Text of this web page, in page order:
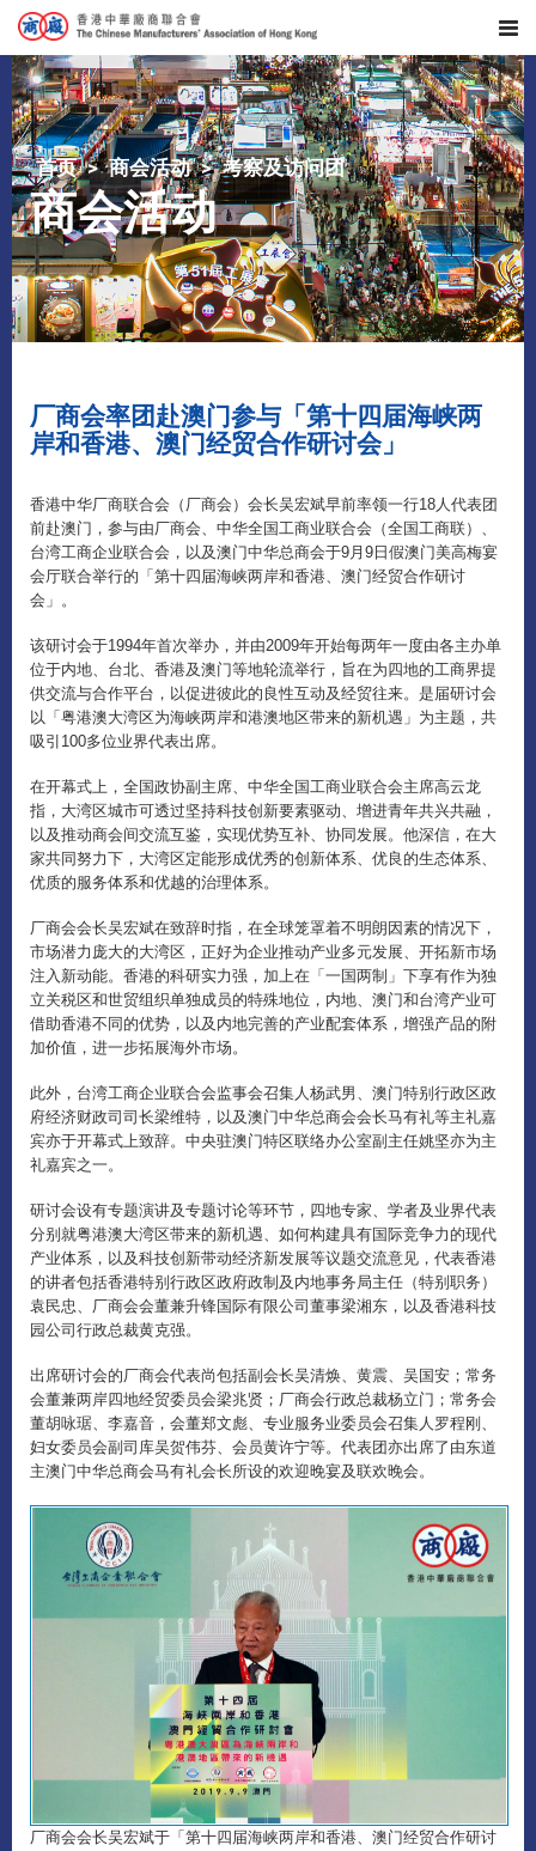
首页 商会活动 考察及访问团
商会活动
厂商会率团赴澳门参与「第十四届海峡两
岸和香港、澳门经贸合作研讨会」
香港中华厂商联合会（厂商会）会长吴宏斌早前率领一行18人代表团
前赴澳门，参与由厂商会、中华全国工商业联合会（全国工商联）、
台湾工商企业联合会，以及澳门中华总商会于9月9日假澳门美高梅宴
会厅联合举行的「第十四届海峡两岸和香港、澳门经贸合作研讨
会」。
该研讨会于1994年首次举办，并由2009年开始每两年一度由各主办单
位于内地、台北、香港及澳门等地轮流举行，旨在为四地的工商界提
供交流与合作平台，以促进彼此的良性互动及经贸往来。是届研讨会
以「粤港澳大湾区为海峡两岸和港澳地区带来的新机遇」为主题，共
吸引100多位业界代表出席。
在开幕式上，全国政协副主席、中华全国工商业联合会主席高云龙
指，大湾区城市可透过坚持科技创新要素驱动、增进青年共兴共融，
以及推动商会间交流互鉴，实现优势互补、协同发展。他深信，在大
家共同努力下，大湾区定能形成优秀的创新体系、优良的生态体系、
优质的服务体系和优越的治理体系。
厂商会会长吴宏斌在致辞时指，在全球笼罩着不明朗因素的情况下，
市场潜力庞大的大湾区，正好为企业推动产业多元发展、开拓新市场
注入新动能。香港的科研实力强，加上在「一国两制」下享有作为独
立关税区和世贸组织单独成员的特殊地位，内地、澳门和台湾产业可
借助香港不同的优势，以及内地完善的产业配套体系，增强产品的附
加价值，进一步拓展海外市场。
此外，台湾工商企业联合会监事会召集人杨武男、澳门特别行政区政
府经济财政司司长梁维特，以及澳门中华总商会会长马有礼等主礼嘉
宾亦于开幕式上致辞。中央驻澳门特区联络办公室副主任姚坚亦为主
礼嘉宾之一。
研讨会设有专题演讲及专题讨论等环节，四地专家、学者及业界代表
分别就粤港澳大湾区带来的新机遇、如何构建具有国际竞争力的现代
产业体系，以及科技创新带动经济新发展等议题交流意见，代表香港
的讲者包括香港特别行政区政府政制及内地事务局主任（特别职务）
袁民忠、厂商会会董兼升锋国际有限公司董事梁湘东，以及香港科技
园公司行政总裁黄克强。
出席研讨会的厂商会代表尚包括副会长吴清焕、黄震、吴国安；常务
会董兼两岸四地经贸委员会梁兆贤；厂商会行政总裁杨立门；常务会
董胡咏琚、李嘉音，会董郑文彪、专业服务业委员会召集人罗程刚、
妇女委员会副司库吴贺伟芬、会员黄许宁等。代表团亦出席了由东道
主澳门中华总商会马有礼会长所设的欢迎晚宴及联欢晚会。
厂商会会长吴宏斌于「第十四届海峡两岸和香港、澳门经贸合作研讨